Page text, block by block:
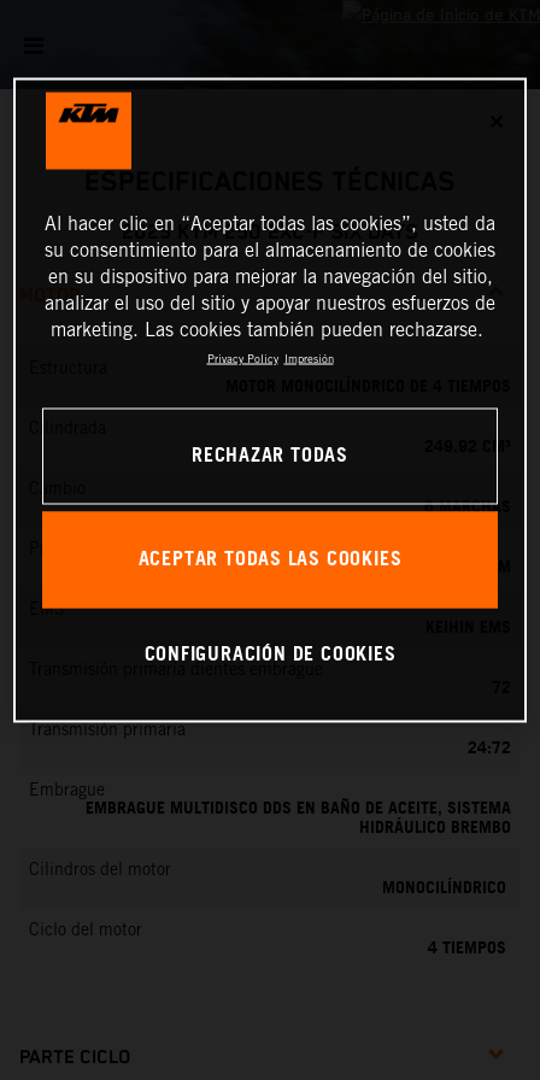
2025 KTM 250 EXC-F SIX DAYS
MOTOR
6 MARCHAS
Preparación de la mezcla
KEIHIN EFI, TOBERA DE 42 MM
EMS
Transmisión primaria
24:72
Embrague
EMBRAGUE MULTIDISCO DDS EN BAÑO DE ACEITE, SISTEMA
HIDRÁULICO BREMBO
Cilindros del motor
MONOCILÍNDRICO
Ciclo del motor
4 TIEMPOS
PARTE CICLO
Al hacer clic en “Aceptar todas las cookies”, usted da
su consentimiento para el almacenamiento de cookies
en su dispositivo para mejorar la navegación del sitio,
analizar el uso del sitio y apoyar nuestros esfuerzos de
marketing. Las cookies también pueden rechazarse.
Privacy Policy Impresión
RECHAZAR TODAS
ACEPTAR TODAS LAS COOKIES
CONFIGURACIÓN DE COOKIES